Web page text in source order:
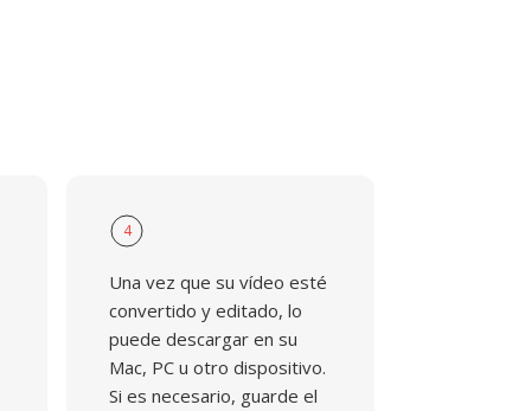
4
Una vez que su vídeo esté
convertido y editado, lo
puede descargar en su
Mac, PC u otro dispositivo.
Si es necesario, guarde el